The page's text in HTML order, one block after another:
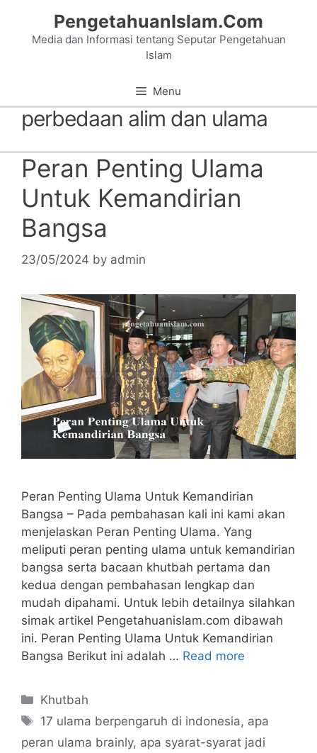
content
PengetahuanIslam.Com
Media dan Informasi tentang Seputar Pengetahuan
Islam
Menu
perbedaan alim dan ulama
Peran Penting Ulama
Untuk Kemandirian
Bangsa
23/05/2024 by admin
Peran Penting Ulama Untuk Kemandirian
Bangsa – Pada pembahasan kali ini kami akan
menjelaskan Peran Penting Ulama. Yang
meliputi peran penting ulama untuk kemandirian
bangsa serta bacaan khutbah pertama dan
kedua dengan pembahasan lengkap dan
mudah dipahami. Untuk lebih detailnya silahkan
simak artikel Pengetahuanislam.com dibawah
ini. Peran Penting Ulama Untuk Kemandirian
Bangsa Berikut ini adalah … Read more
Categories
Khutbah
Tags
17 ulama berpengaruh di indonesia, apa
peran ulama brainly, apa syarat-syarat jadi